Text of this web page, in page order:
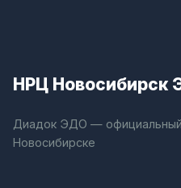
НРЦ Новосибирск
Диадок ЭДО — официальный
Новосибирске